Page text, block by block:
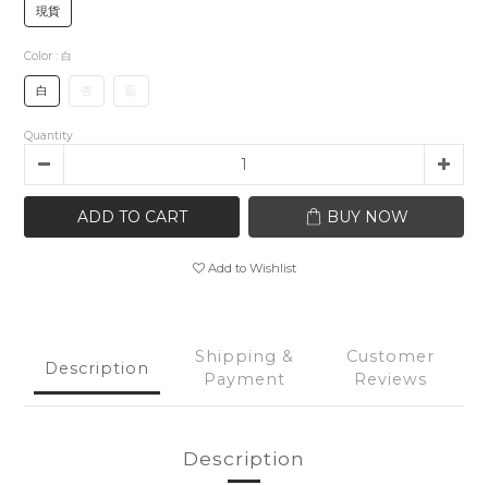
現貨
Color : 白
白 杏
Quantity
ADD TO CART BUY NOW
Add to Wishlist
Description
Shipping &
Payment
Customer
Reviews
Description